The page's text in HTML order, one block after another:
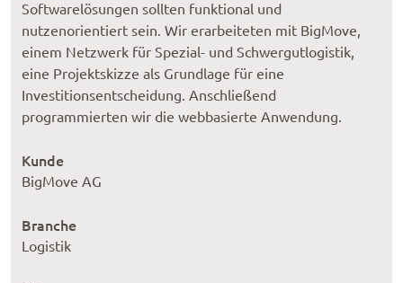
Softwarelösungen sollten funktional und
nutzenorientiert sein. Wir erarbeiteten mit BigMove,
einem Netzwerk für Spezial- und Schwergutlogistik,
eine Projektskizze als Grundlage für eine
Investitionsentscheidung. Anschließend
programmierten wir die webbasierte Anwendung.
Kunde
BigMove AG
Branche
Logistik